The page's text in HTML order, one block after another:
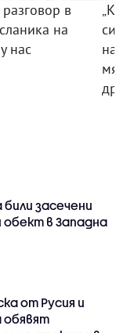
в
на
нас
на
засечени
обект в Западна
от Русия и
обявят